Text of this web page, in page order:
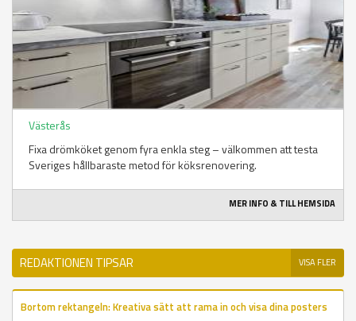
Västerås
Fixa drömköket genom fyra enkla steg – välkommen att testa
Sveriges hållbaraste metod för köksrenovering.
MER INFO & TILL HEMSIDA
REDAKTIONEN TIPSAR VISA FLER
Bortom rektangeln: Kreativa sätt att rama in och visa dina posters